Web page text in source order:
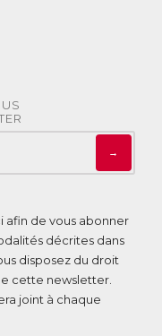
→
afin de vous abonner
décrites dans
disposez du droit
cette newsletter.
joint à chaque